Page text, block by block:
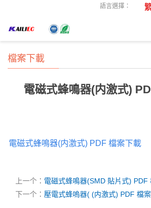
語言選擇：
檔案下載
電磁式蜂鳴器(内激式)
電磁式蜂鳴器(内激式) PDF 檔案下載
上一个： 電磁式蜂鳴器(SMD 貼片式) PDF
下一个： 壓電式蜂嗚器( (内激式) PDF 檔